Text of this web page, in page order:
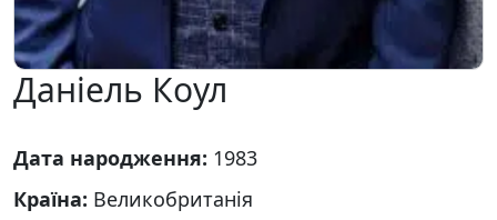
Даніель Коул
Дата народження: 1983
Країна: Великобританія